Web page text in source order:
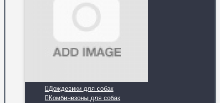
Дождевики для собак
Комбинезоны для собак